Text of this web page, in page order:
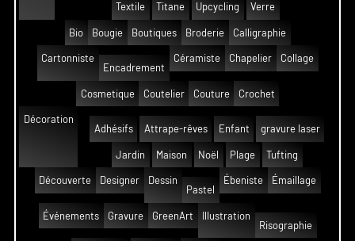
Textile Titane Upcycling Verre
Bio Bougie Boutiques Broderie Calligraphie
Cartonniste
Encadrement
Céramiste Chapelier Collage
Cosmetique Coutelier Couture Crochet
Décoration
Adhésifs
Attrape-rêves Enfant gravure laser
Jardin Maison Noël Plage Tufting
Découverte Designer
Dessin
Pastel
Ébeniste Émaillage
Événements Gravure GreenArt
Illustration
Risographie